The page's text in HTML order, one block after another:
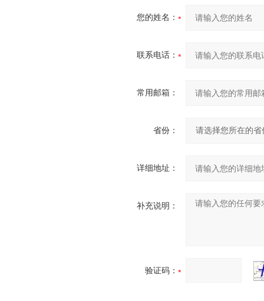
您的姓名：
联系电话：
常用邮箱：
省份：
详细地址：
补充说明：
验证码：